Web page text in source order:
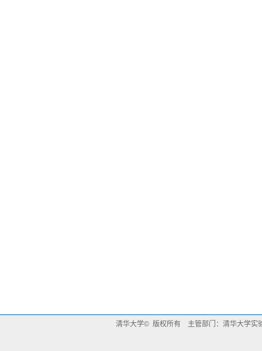
清华大学© 版权所有 主管部门：清华大学实